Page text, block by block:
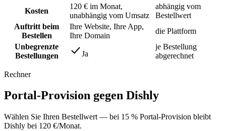
Kosten
120 € im Monat,
unabhängig vom Umsatz
abhängig vom
Bestellwert
Auftritt beim
Bestellen
Ihre Website, Ihre App,
Ihre Domain
die Plattform
Unbegrenzte
Bestellungen
Ja
je Bestellung
abgerechnet
Rechner
Portal-Provision gegen Dishly
Wählen Sie Ihren Bestellwert — bei 15 % Portal-Provision bleibt
Dishly bei 120 €/Monat.